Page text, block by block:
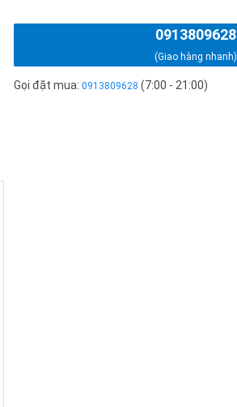
0913809628
(Giao hàng nhanh)
Gọi đặt mua: 0913809628 (7:00 - 21:00)